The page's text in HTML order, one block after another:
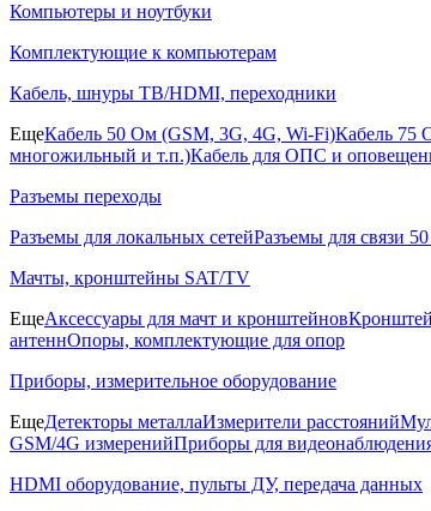
Компьютеры и ноутбуки
Комплектующие к компьютерам
Кабель, шнуры ТВ/HDMI, переходники
ЕщеКабель 50 Ом (GSM, 3G, 4G, Wi-Fi)Кабель 75
многожильный и т.п.)Кабель для ОПС и
Разъемы переходы
Разъемы для локальных сетейРазъемы для связи
Мачты, кронштейны SAT/TV
ЕщеАксессуары для мачт и кронштейнов
антеннОпоры, комплектующие для опор
Приборы, измерительное оборудование
ЕщеДетекторы металлаИзмерители расстояний
GSM/4G измеренийПриборы для
HDMI оборудование, пульты ДУ, передача данных